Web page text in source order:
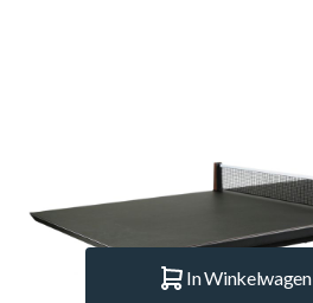
Merk:
€ 1.990.–
In Winkelwagen